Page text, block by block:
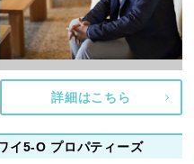
詳細はこちら
イ5-O プロパティーズ